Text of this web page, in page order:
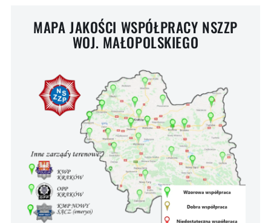
MAPA JAKOŚCI WSPÓŁPRACY NSZZP
WOJ. MAŁOPOLSKIEGO